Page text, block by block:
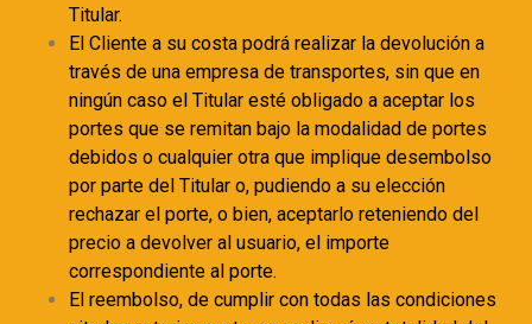
Titular.
El Cliente a su costa podrá realizar la devolución a
través de una empresa de transportes, sin que en
ningún caso el Titular esté obligado a aceptar los
portes que se remitan bajo la modalidad de portes
debidos o cualquier otra que implique desembolso
por parte del Titular o, pudiendo a su elección
rechazar el porte, o bien, aceptarlo reteniendo del
precio a devolver al usuario, el importe
correspondiente al porte.
El reembolso, de cumplir con todas las condiciones